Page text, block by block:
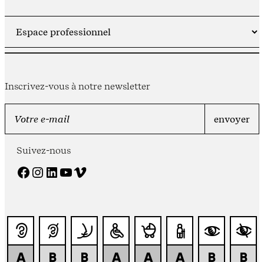
Inscrivez-vous à notre newsletter
Suivez-nous
Facebook Instagram LinkedIn YouTube Vimeo